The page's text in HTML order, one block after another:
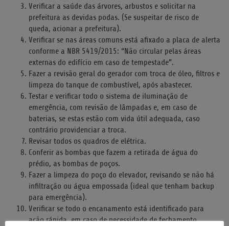
Verificar a saúde das árvores, arbustos e solicitar na
prefeitura as devidas podas. (Se suspeitar de risco de
queda, acionar a prefeitura).
Verificar se nas áreas comuns está afixado a placa de alerta
conforme a NBR 5419/2015: “Não circular pelas áreas
externas do edifício em caso de tempestade”.
Fazer a revisão geral do gerador com troca de óleo, filtros e
limpeza do tanque de combustível, após abastecer.
Testar e verificar todo o sistema de iluminação de
emergência, com revisão de lâmpadas e, em caso de
baterias, se estas estão com vida útil adequada, caso
contrário providenciar a troca.
Revisar todos os quadros de elétrica.
Conferir as bombas que fazem a retirada de água do
prédio, as bombas de poços.
Fazer a limpeza do poço do elevador, revisando se não há
infiltração ou água empossada (ideal que tenham backup
para emergência).
Verificar se todo o encanamento está identificado para
ação rápida, em caso de necessidade de fechamento